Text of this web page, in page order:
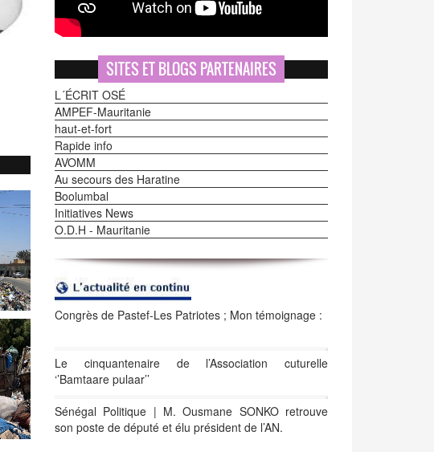
SITES ET BLOGS PARTENAIRES
L´ÉCRIT OSÉ
AMPEF-Mauritanie
haut-et-fort
Rapide info
AVOMM
Au secours des Haratine
Boolumbal
Initiatives News
O.D.H - Mauritanie
Congrès de Pastef-Les Patriotes ; Mon témoignage :
Le cinquantenaire de l’Association cuturelle
‘’Bamtaare pulaar’’
Sénégal Politique | M. Ousmane SONKO retrouve
son poste de député et élu président de l’AN.